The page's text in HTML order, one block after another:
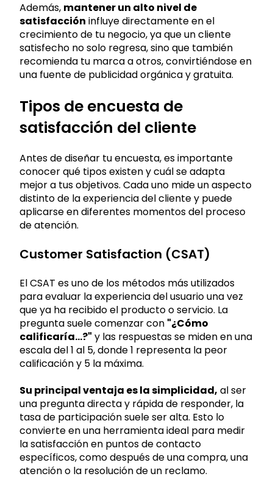
Además, mantener un alto nivel de
satisfacción influye directamente en el
crecimiento de tu negocio,ya que un cliente
satisfecho no solo regresa, sino que también
recomienda tu marca a otros, convirtiéndose en
una fuente de publicidad orgánica y gratuita.
Tipos de encuesta de
satisfacción del cliente
Antes de diseñar tu encuesta, es importante
conocer qué tipos existen y cuál se adapta
mejor a tus objetivos. Cada uno mide un aspecto
distinto de la experiencia del cliente y puede
aplicarse en diferentes momentos del proceso
de atención.
Customer Satisfaction (CSAT)
El CSAT es uno de los métodos más utilizados
para evaluar la experiencia del usuario una vez
que ya ha recibido el producto o servicio. La
pregunta suele comenzar con "¿Cómo
calificaría...?" y las respuestas se miden en una
escala del 1 al 5, donde 1 representa la peor
calificación y 5 la máxima.
Su principal ventaja es la simplicidad, al ser
una pregunta directa y rápida de responder, la
tasa de participación suele ser alta. Esto lo
convierte en una herramienta ideal para medir
la satisfacción en puntos de contacto
específicos, como después de una compra, una
atención o la resolución de un reclamo.